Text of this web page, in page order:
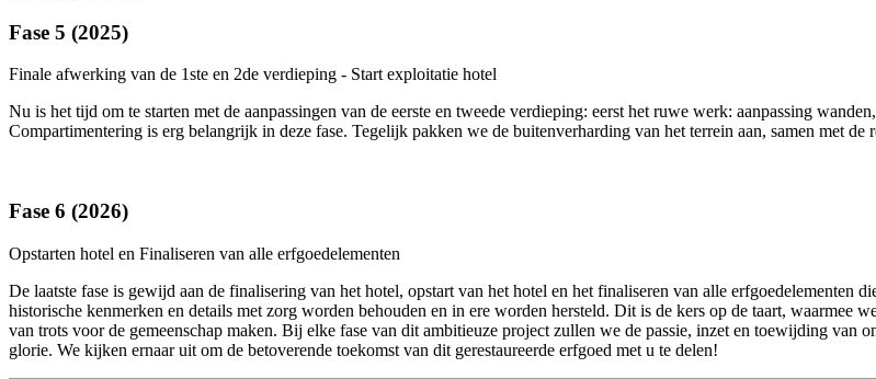
Fase 5 (2025)
Finale afwerking van de 1ste en 2de verdieping - Start exploitatie hotel
Nu is het tijd om te starten met de aanpassingen van de eerste en tweede verdieping: eerst het ruwe werk: aanpassing
Compartimentering is erg belangrijk in deze fase. Tegelijk pakken we de buitenverharding van het terrein aan, samen met de
Fase 6 (2026)
Opstarten hotel en Finaliseren van alle erfgoedelementen
De laatste fase is gewijd aan de finalisering van het hotel, opstart van het hotel en het finaliseren van alle erfgoedelementen
historische kenmerken en details met zorg worden behouden en in ere worden hersteld. Dit is de kers op de taart, waarmee
van trots voor de gemeenschap maken. Bij elke fase van dit ambitieuze project zullen we de passie, inzet en toewijding van
glorie. We kijken ernaar uit om de betoverende toekomst van dit gerestaureerde erfgoed met u te delen!